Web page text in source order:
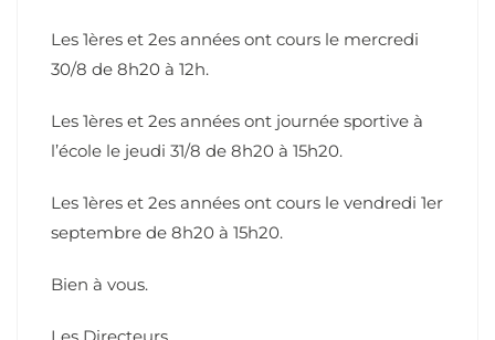
Les 1ères et 2es années ont cours le mercredi
30/8 de 8h20 à 12h.
Les 1ères et 2es années ont journée sportive à
l’école le jeudi 31/8 de 8h20 à 15h20.
Les 1ères et 2es années ont cours le vendredi 1er
septembre de 8h20 à 15h20.
Bien à vous.
Les Directeurs.